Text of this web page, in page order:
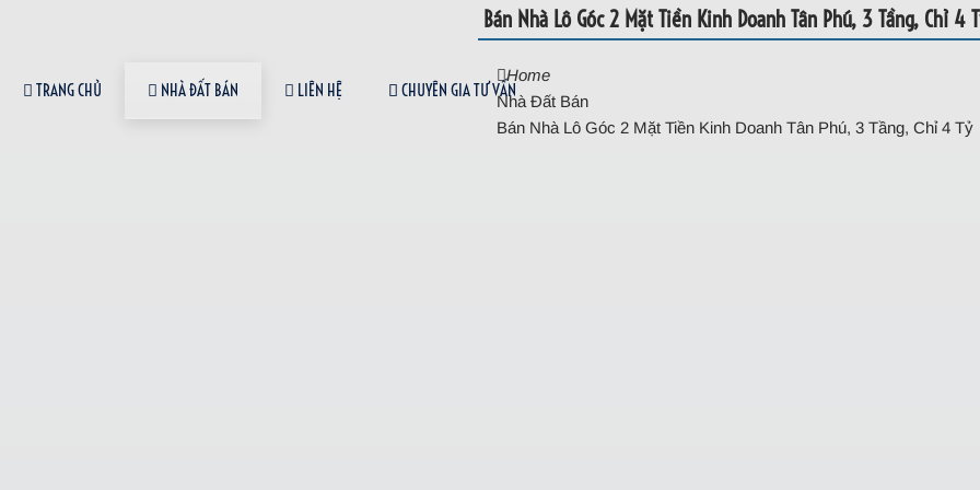
TRANG CHỦ NHÀ ĐẤT BÁN LIÊN HỆ CHUYÊN GIA TƯ VẤN
Bán Nhà Lô Góc 2 Mặt Tiền Kinh Doanh Tân Phú, 3 Tầng, Chỉ 4
Home
Nhà Đất Bán
Bán Nhà Lô Góc 2 Mặt Tiền Kinh Doanh Tân Phú, 3 Tầng, Chỉ 4 Tỷ